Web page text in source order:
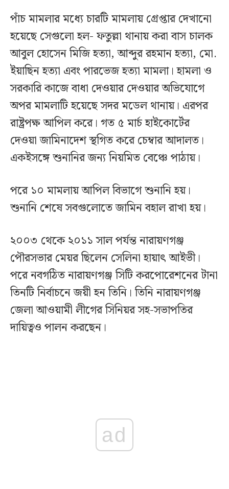
পাঁচ মামলার মধ্যে চারটি মামলায় গ্রেপ্তার দেখানো
হয়েছে সেগুলো হল- ফতুল্লা থানায় করা বাস চালক
আবুল হোসেন মিজি হত্যা, আব্দুর রহমান হত্যা, মো.
ইয়াছিন হত্যা এবং পারভেজ হত্যা মামলা। হামলা ও
সরকারি কাজে বাধা দেওয়ার দেওয়ার অভিযোগে
অপর মামলাটি হয়েছে সদর মডেল থানায়। এরপর
রাষ্ট্রপক্ষ আপিল করে। গত ৫ মার্চ হাইকোর্টের
দেওয়া জামিনাদেশ স্থগিত করে চেম্বার আদালত।
একইসঙ্গে শুনানির জন্য নিয়মিত বেঞ্চে পাঠায়।
পরে ১০ মামলায় আপিল বিভাগে শুনানি হয়।
শুনানি শেষে সবগুলোতে জামিন বহাল রাখা হয়।
২০০৩ থেকে ২০১১ সাল পর্যন্ত নারায়ণগঞ্জ
পৌরসভার মেয়র ছিলেন সেলিনা হায়াৎ আইভী।
পরে নবগঠিত নারায়ণগঞ্জ সিটি করপোরেশনের টানা
তিনটি নির্বাচনে জয়ী হন তিনি। তিনি নারায়ণগঞ্জ
জেলা আওয়ামী লীগের সিনিয়র সহ-সভাপতির
দায়িত্বও পালন করছেন।
ad